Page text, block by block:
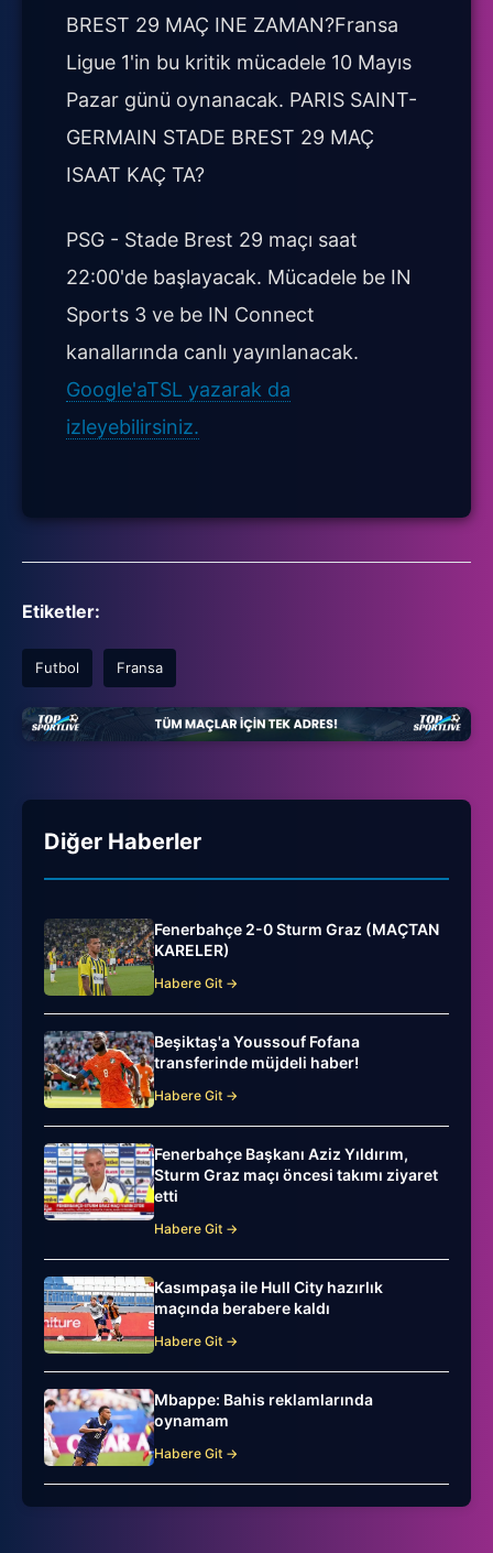
BREST 29 MAÇ INE ZAMAN?Fransa
Ligue 1'in bu kritik mücadele 10 Mayıs
Pazar günü oynanacak. PARIS SAINT-
GERMAIN STADE BREST 29 MAÇ
ISAAT KAÇ TA?
PSG - Stade Brest 29 maçı saat
22:00'de başlayacak. Mücadele be IN
Sports 3 ve be IN Connect
kanallarında canlı yayınlanacak.
Google'aTSL yazarak da
izleyebilirsiniz.
Etiketler:
Futbol Fransa
Diğer Haberler
Fenerbahçe 2-0 Sturm Graz (MAÇTAN
KARELER)
Habere Git →
Beşiktaş'a Youssouf Fofana
transferinde müjdeli haber!
Habere Git →
Fenerbahçe Başkanı Aziz Yıldırım,
Sturm Graz maçı öncesi takımı ziyaret
etti
Habere Git →
Kasımpaşa ile Hull City hazırlık
maçında berabere kaldı
Habere Git →
Mbappe: Bahis reklamlarında
oynamam
Habere Git →